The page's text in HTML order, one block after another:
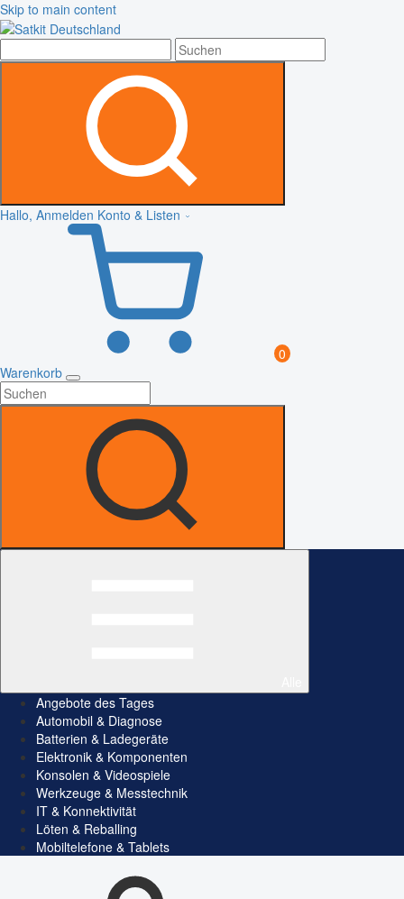
Skip to main content
Hallo, Anmelden Konto & Listen
0
Warenkorb
Angebote des Tages
Automobil & Diagnose
Batterien & Ladegeräte
Elektronik & Komponenten
Konsolen & Videospiele
Werkzeuge & Messtechnik
IT & Konnektivität
Löten & Reballing
Mobiltelefone & Tablets